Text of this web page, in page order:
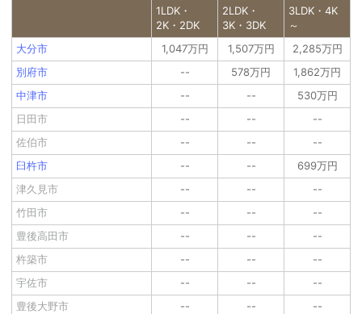
1LDK・
2K・2DK
2LDK・
3K・3DK
3LDK・4K
～
大分市
1,047万円 1,507万円
2,285万円
別府市
-- 578万円
1,862万円
中津市
-- --
530万円
日田市
-- --
--
佐伯市
-- --
--
臼杵市
-- --
699万円
津久見市
-- --
--
竹田市
-- --
--
豊後高田市
-- --
--
杵築市
-- --
--
宇佐市
-- --
--
豊後大野市
-- --
--